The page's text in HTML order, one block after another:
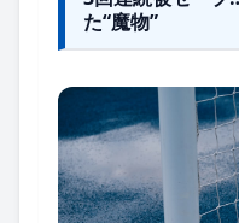
た“魔物”